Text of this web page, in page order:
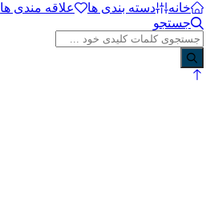
خانه دسته بندی ها علاقه مندی ها
جستجو